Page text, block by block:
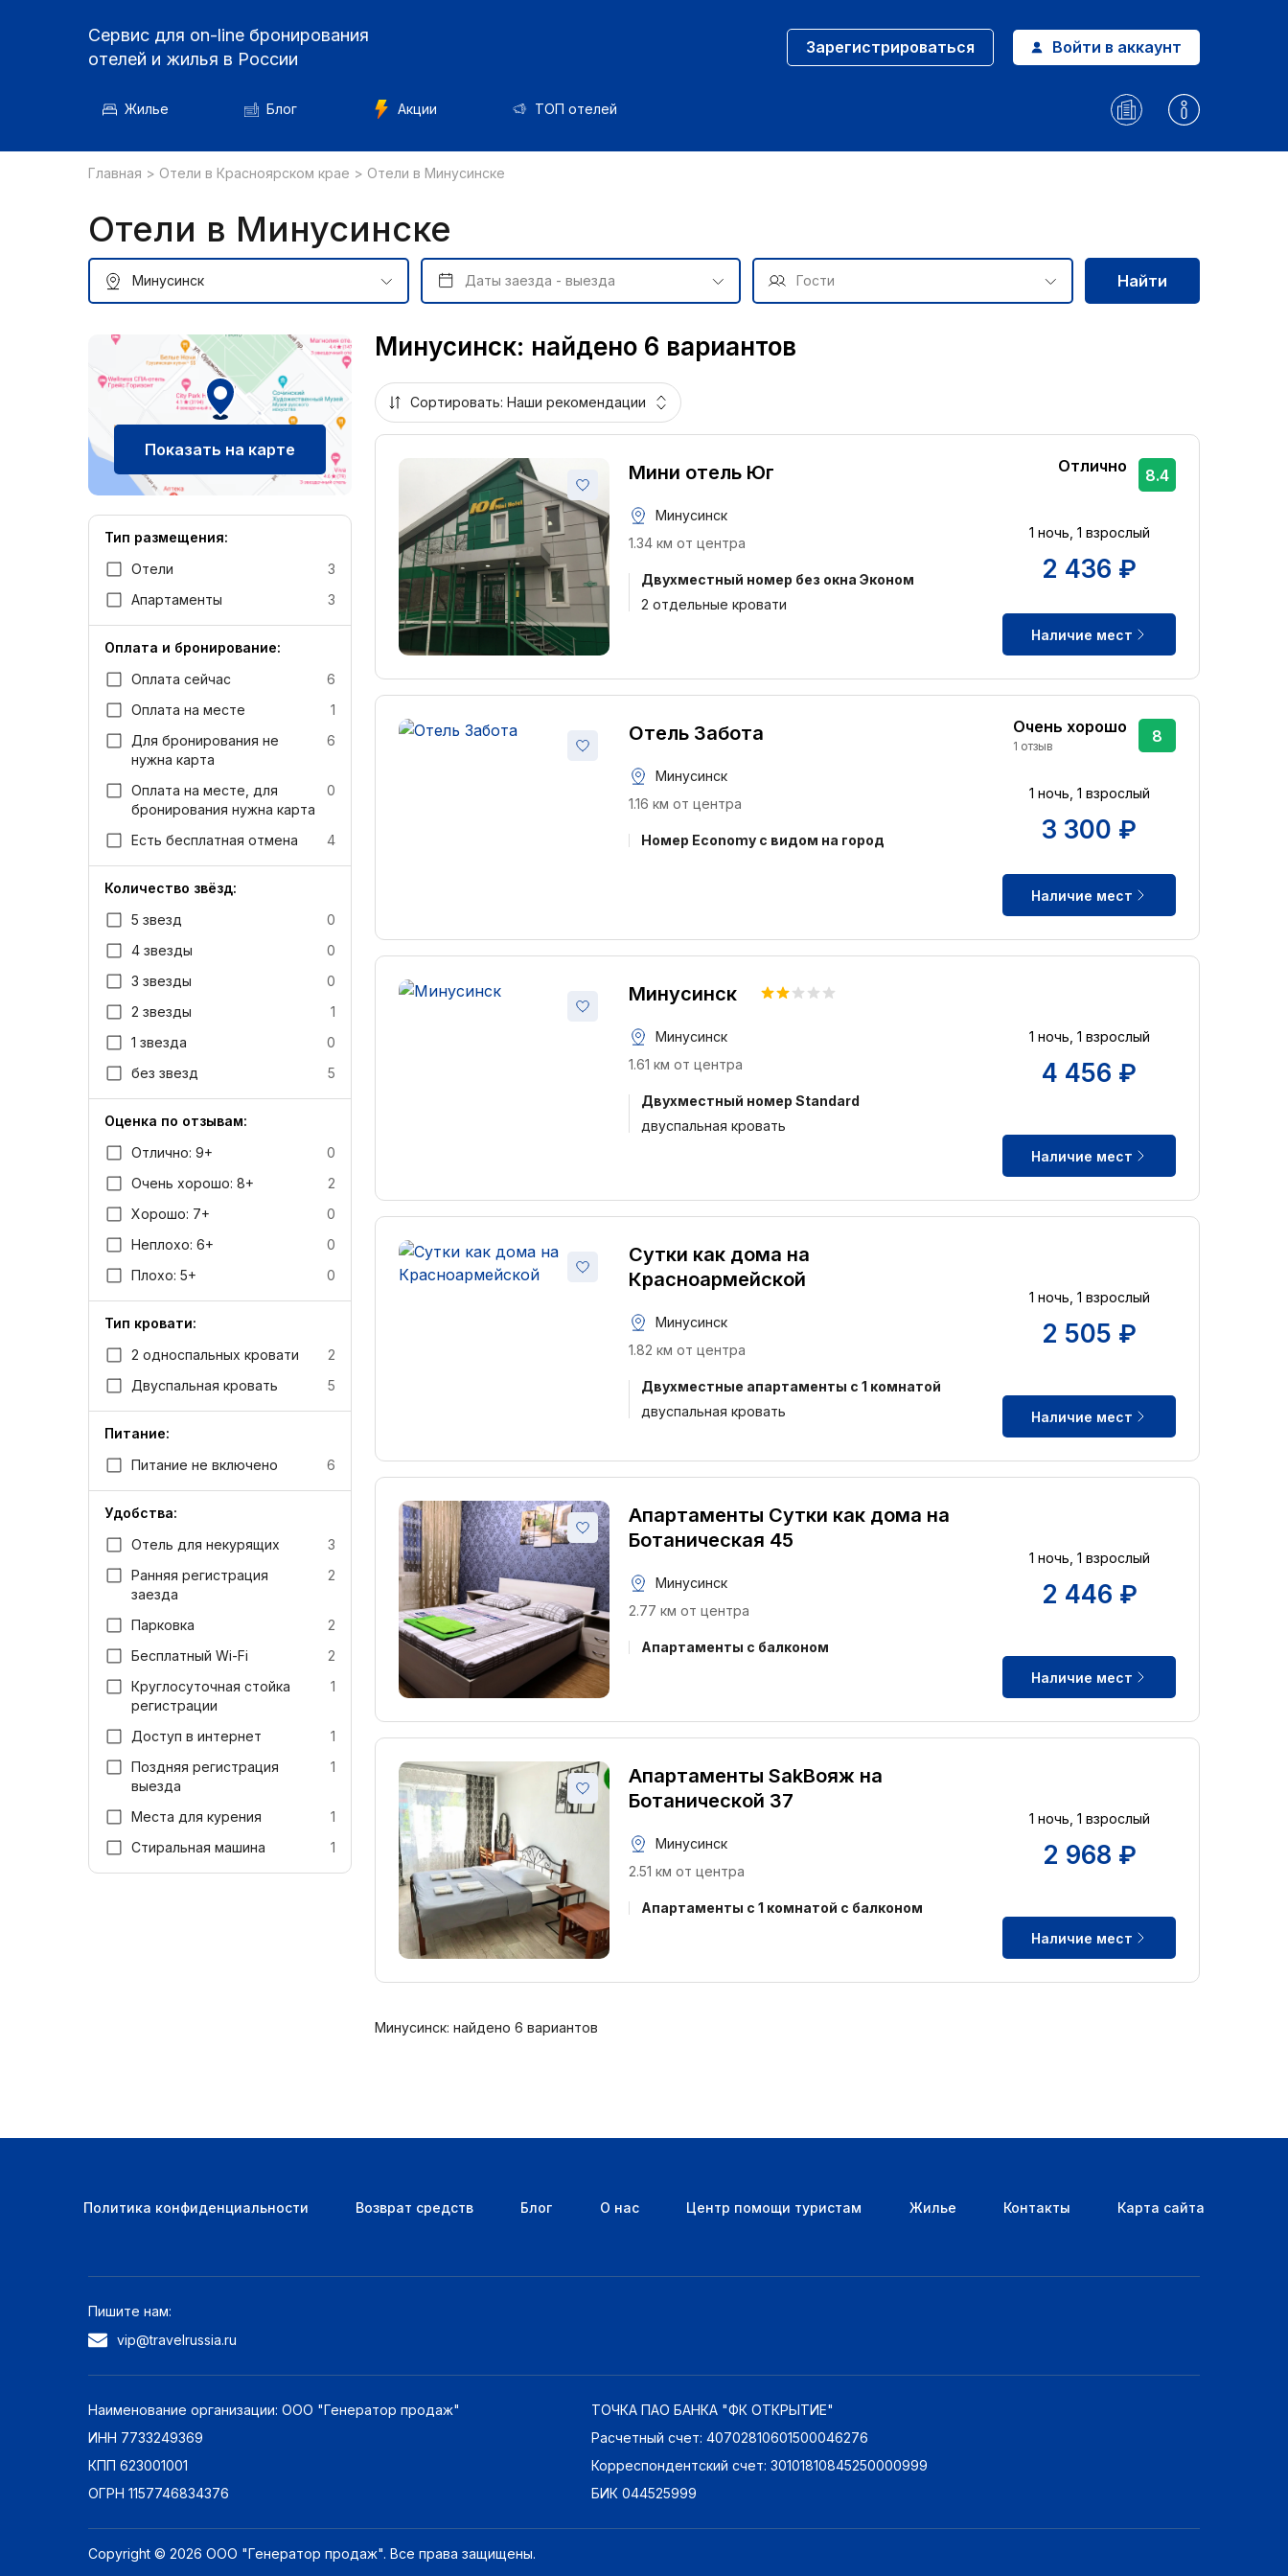
Сервис для on-line бронирования
отелей и жилья в России
Зарегистрироваться Войти в аккаунт
Жилье Блог Акции ТОП отелей
Главная > Отели в Красноярском крае > Отели в Минусинске
Отели в Минусинске
Найти
Минусинск: найдено 6 вариантов
Сортировать: Наши рекомендации
Мини отель Юг
Минусинск
1.34 км от центра
Двухместный номер без окна Эконом
2 отдельные кровати
Отлично 8.4
1 ночь, 1 взрослый
2 436 ₽
Наличие мест
Отель Забота
Минусинск
1.16 км от центра
Номер Economy с видом на город
Очень хорошо
1 отзыв
8
1 ночь, 1 взрослый
3 300 ₽
Наличие мест
Минусинск
Минусинск
1.61 км от центра
Двухместный номер Standard
двуспальная кровать
1 ночь, 1 взрослый
4 456 ₽
Наличие мест
Сутки как дома на
Красноармейской
Минусинск
1.82 км от центра
Двухместные апартаменты c 1 комнатой
двуспальная кровать
1 ночь, 1 взрослый
2 505 ₽
Наличие мест
Апартаменты Сутки как дома на
Ботаническая 45
Минусинск
2.77 км от центра
Апартаменты с балконом
1 ночь, 1 взрослый
2 446 ₽
Наличие мест
Апартаменты SakВояж на
Ботанической 37
Минусинск
2.51 км от центра
Апартаменты c 1 комнатой с балконом
1 ночь, 1 взрослый
2 968 ₽
Наличие мест
Минусинск: найдено 6 вариантов
Показать на карте
Тип размещения:
Отели
3
Апартаменты
3
Оплата и бронирование:
Оплата сейчас
6
Оплата на месте
1
Для бронирования не
нужна карта
6
Оплата на месте, для
бронирования нужна карта
0
Есть бесплатная отмена 4
Количество звёзд:
5 звезд
0
4 звезды
0
3 звезды
0
2 звезды
1
1 звезда
0
без звезд
5
Оценка по отзывам:
Отлично: 9+
0
Очень хорошо: 8+
2
Хорошо: 7+
0
Неплохо: 6+
0
Плохо: 5+
0
Тип кровати:
2 односпальных кровати
2
Двуспальная кровать
5
Питание:
Питание не включено
6
Удобства:
Отель для некурящих
3
Ранняя регистрация
заезда
2
Парковка
2
Бесплатный Wi-Fi
2
Круглосуточная стойка
регистрации
1
Доступ в интернет
1
Поздняя регистрация
выезда
1
Места для курения
1
Стиральная машина
1
Политика конфиденциальности Возврат средств Блог О нас Центр помощи туристам Жилье Контакты Карта сайта
Пишите нам:
vip@travelrussia.ru
Наименование организации: ООО "Генератор продаж"
ИНН 7733249369
КПП 623001001
ОГРН 1157746834376
ТОЧКА ПАО БАНКА "ФК ОТКРЫТИЕ"
Расчетный счет: 40702810601500046276
Корреспондентский счет: 30101810845250000999
БИК 044525999
Copyright © 2026 ООО "Генератор продаж". Все права защищены.